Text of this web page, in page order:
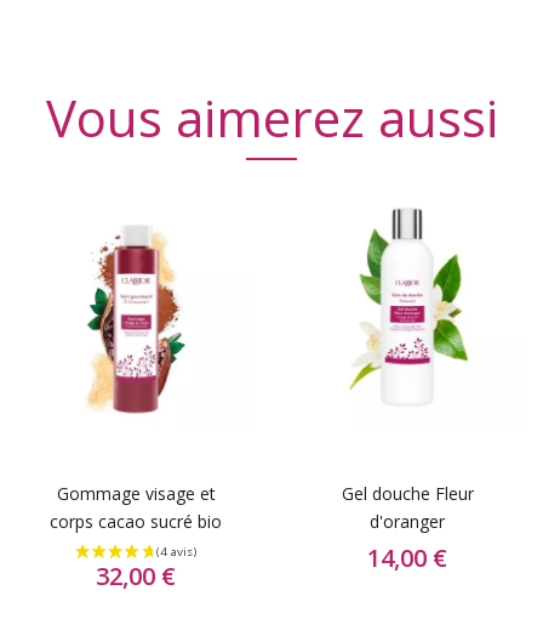
Vous aimerez aussi
Gommage visage et
corps cacao sucré bio
32,00 €
Gel douche Fleur
d'oranger
14,00 €